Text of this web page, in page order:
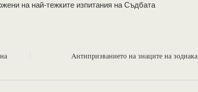
на най-тежките изпитания на Съдбата
Aнтипризванието на знаците на зодиака